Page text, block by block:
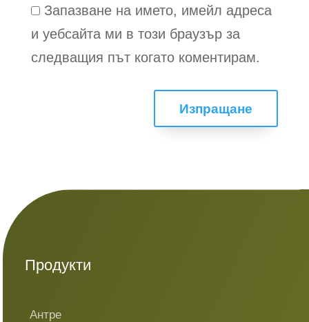
Запазване на името, имейл адреса
и уебсайта ми в този браузър за
следващия път когато коментирам.
Изпращане
Продукти
Антре